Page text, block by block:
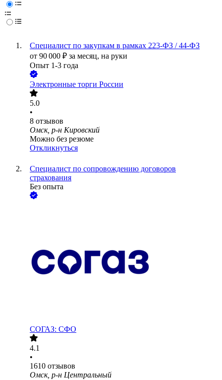
Специалист по закупкам в рамках 223-ФЗ / 44-ФЗ
от 90 000 ₽ за месяц, на руки
Опыт 1-3 года
Электронные торги России
5.0
•
8 отзывов
Омск, р-н Кировский
Можно без резюме
Откликнуться
Специалист по сопровождению договоров
страхования
Без опыта
СОГАЗ: СФО
4.1
•
1610 отзывов
Омск, р-н Центральный